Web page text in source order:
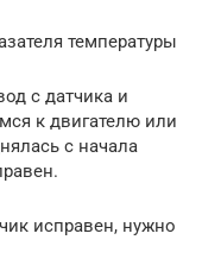
температуры
с датчика и
к двигателю или
с начала
исправен, нужно